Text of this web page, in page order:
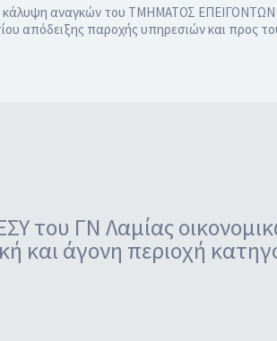
κάλυψη αναγκών του ΤΜΗΜΑΤΟΣ
απόδειξης παροχής υπηρεσιών και προς
του ΓΝ Λαμίας
και άγονη περιοχή